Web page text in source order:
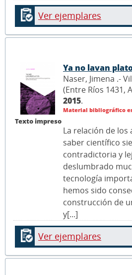
Ver ejemplares
Texto impreso
Ya no lavan
Naser, Jimena .-
(Entre Ríos 1431,
2015.
Material bibliográfico
La relación de
saber científico
contradictoria y
deslumbrado
tecnología
hemos sido
construcción de
y[...]
Ver ejemplares